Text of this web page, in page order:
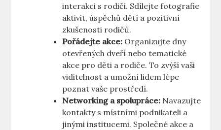
interakci s rodiči. Sdílejte fotografie
aktivit, úspěchů dětí a pozitivní
zkušenosti rodičů.
Pořádejte akce: Organizujte dny
otevřených dveří nebo tematické
akce pro děti a rodiče. To zvýší vaši
viditelnost a umožní lidem lépe
poznat vaše prostředí.
Networking a spolupráce: Navazujte
kontakty s místními podnikateli a
jinými institucemi. Společné akce a